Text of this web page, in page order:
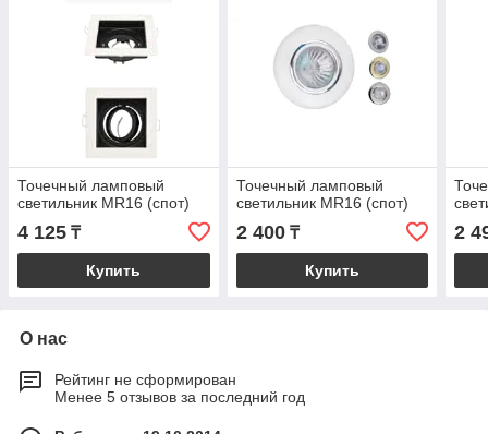
Точечный ламповый
светильник MR16 (спот)
4 125 ₸
Купить
Точечный ламповый
светильник MR16 (спот)
2 400₸
Купить
2
О нас
Рейтинг не сформирован
Менее 5 отзывов за последний год